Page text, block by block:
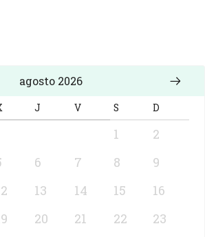
agosto 2026
J V S D
1
2
6 7 8
9
13 14 15
16
20 21 22
23